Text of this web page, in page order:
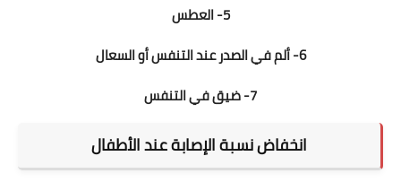
5- العطس
6- ألم في الصدر عند التنفس أو السعال
7- ضيق في التنفس
انخفاض نسبة الإصابة عند الأطفال